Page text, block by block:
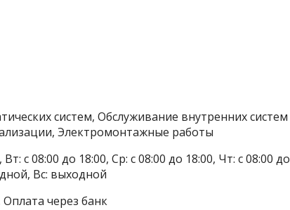
систем, Обслуживание внутренних систем
Электромонтажные работы
с 08:00 до 18:00, Ср: с 08:00 до 18:00, Чт: с 08:00 до
Вс: выходной
через банк